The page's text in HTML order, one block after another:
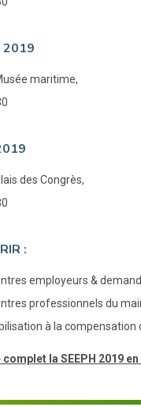
2019
maritime,
des Congrès,
:
employeurs &
professionnels du
à la
la SEEPH 2019